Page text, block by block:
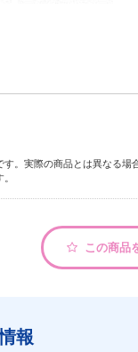
。実際の商品とは異なる場
この商品
報